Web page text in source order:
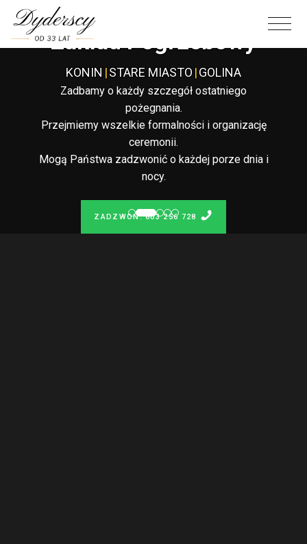
Całodobowy
Zakład Pogrzebowy
KONIN |STARE MIASTO |GOLINA
Zadbamy o każdy szczegół ostatniego
pożegnania.
Przejmiemy wszelkie formalności i organizację
ceremonii.
Mogą Państwa zadzwonić o każdej porze dnia i
nocy.
ZADZWOŃ: 603 256 728